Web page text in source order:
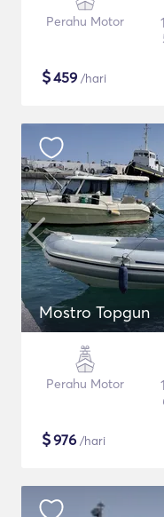
Perahu Motor
$459 /hari
Mostro Topgun
Perahu Motor
$976 /hari